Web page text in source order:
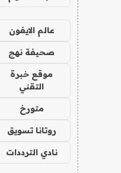
عالم الايفون
صحيفة نهج
موقع خبرة
التقني
متورخ
روتانا تسويق
نادي الترددات